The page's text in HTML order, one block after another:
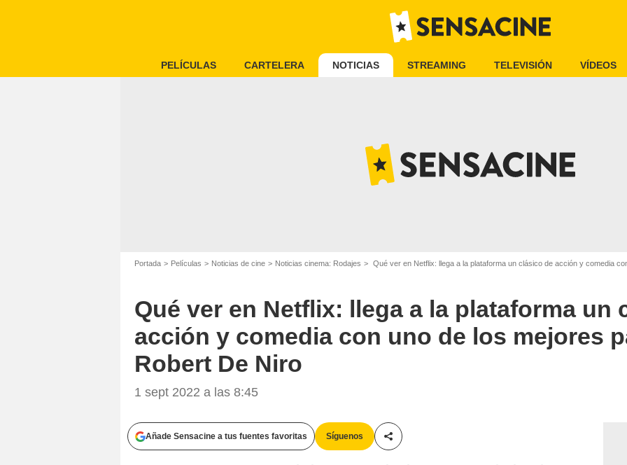
PELÍCULAS CARTELERA NOTICIAS STREAMING TELEVISIÓN VÍDEOS
Portada Películas Noticias de cine Noticias cinema: Rodajes Qué ver en Netflix: llega a la plataforma un clásico de acción y comedia
Qué ver en Netflix: llega a la plataforma un
acción y comedia con uno de los mejores
Robert De Niro
1 sept 2022 a las 8:45
Añade Sensacine a tus fuentes favoritas Síguenos
Compartir esta noticia